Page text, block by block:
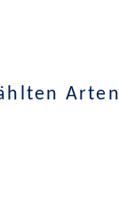
Arten